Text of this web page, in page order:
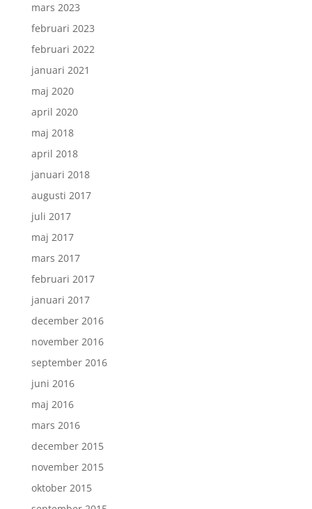
mars 2023
februari 2023
februari 2022
januari 2021
maj 2020
april 2020
maj 2018
april 2018
januari 2018
augusti 2017
juli 2017
maj 2017
mars 2017
februari 2017
januari 2017
december 2016
november 2016
september 2016
juni 2016
maj 2016
mars 2016
december 2015
november 2015
oktober 2015